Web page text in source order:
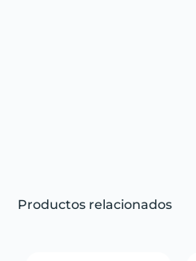
Productos relacionados